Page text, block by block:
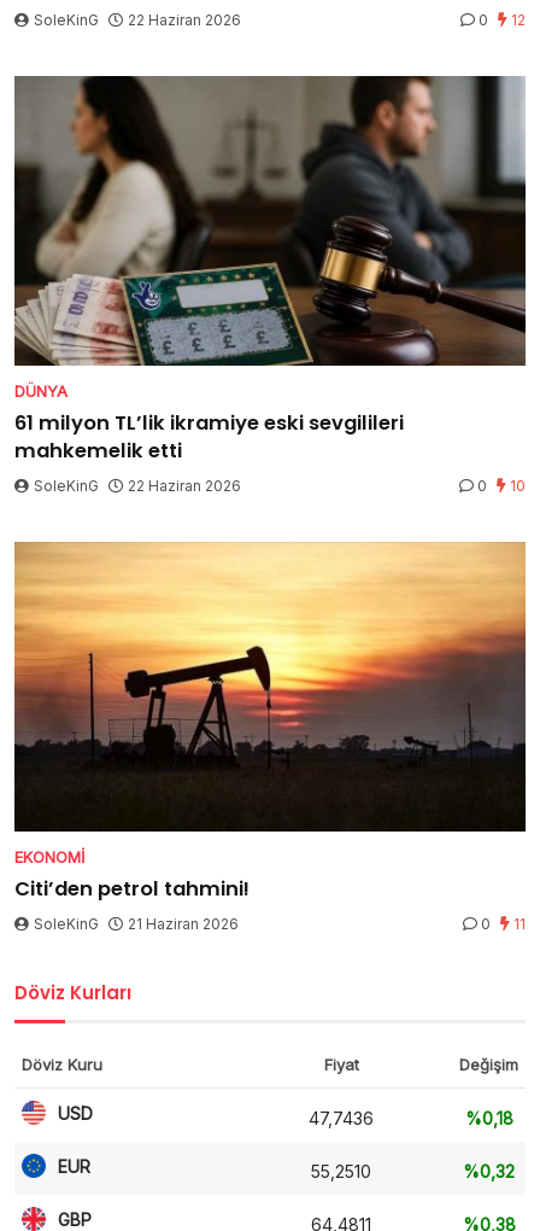
SoleKinG 22 Haziran 2026 0 12
DÜNYA
61 milyon TL’lik ikramiye eski sevgilileri
mahkemelik etti
SoleKinG 22 Haziran 2026 0 10
EKONOMI
Citi’den petrol tahmini!
SoleKinG 21 Haziran 2026 0 11
Döviz Kurları
Döviz Kuru Fiyat Değişim
USD 47,7436 %0,18
EUR 55,2510 %0,32
GBP 64,4811 %0,38